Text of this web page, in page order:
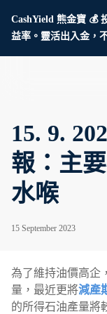
CashYield 熊金寶 💰
益率。靈活出入金，
15. 9.
報：主
水喉
15 September 2023
為了維持油價高企
量，最近更將減產
的所得石油產量將